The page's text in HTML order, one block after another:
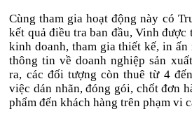
Cùng tham gia hoạt động này có
kết quả điều tra ban đầu, Vinh được
kinh doanh, tham gia thiết kế, in ấn
thông tin về doanh nghiệp sản
ra, các đối tượng còn thuê từ 4
việc dán nhãn, đóng gói, chốt đơn
phẩm đến khách hàng trên phạm vi